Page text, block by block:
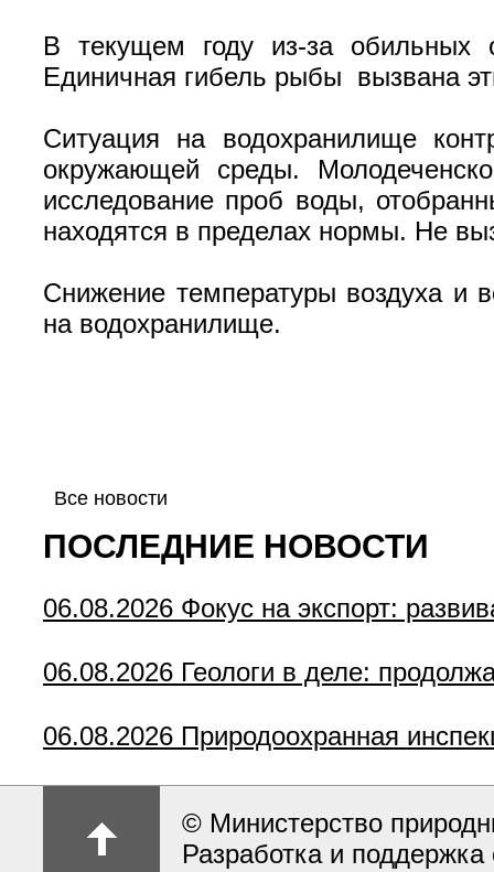
В текущем году из-за обильных
Единичная гибель рыбы вызвана
Ситуация на водохранилище
окружающей среды.
исследование проб воды,
находятся в пределах нормы. Не
Снижение температуры воздуха и
на водохранилище.
Все новости
ПОСЛЕДНИЕ НОВОСТИ
06.08.2026 Фокус на экспорт:
06.08.2026 Геологи в деле:
06.08.2026 Природоохранная
© Министерство
Разработка и